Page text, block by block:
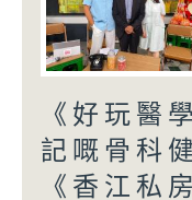
《好玩醫
記嘅骨科
《香江私